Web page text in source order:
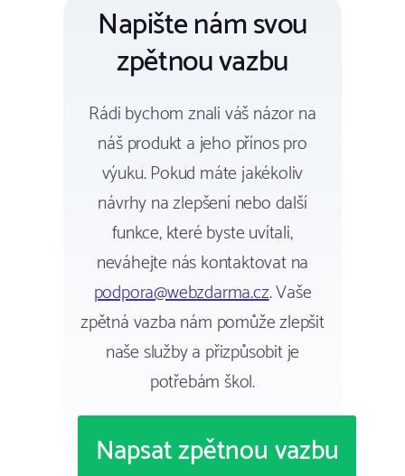
Napište nám svou
zpětnou vazbu
Rádi bychom znali váš názor na
náš produkt a jeho přínos pro
výuku. Pokud máte jakékoliv
návrhy na zlepšení nebo další
funkce, které byste uvítali,
neváhejte nás kontaktovat na
podpora@webzdarma.cz. Vaše
zpětná vazba nám pomůže zlepšit
naše služby a přizpůsobit je
potřebám škol.
Napsat zpětnou vazbu